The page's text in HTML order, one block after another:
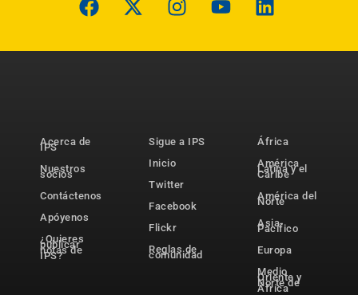
Acerca de
IPS
Nuestros
socios
Contáctenos
Apóyenos
¿Quieres
publicar
notas de
IPS?
Sigue a IPS
Inicio
Twitter
Facebook
Flickr
Reglas de
comunidad
África
América
Latina y el
Caribe
América del
Norte
Asia-
Pacífico
Europa
Medio
Oriente y
Norte de
África